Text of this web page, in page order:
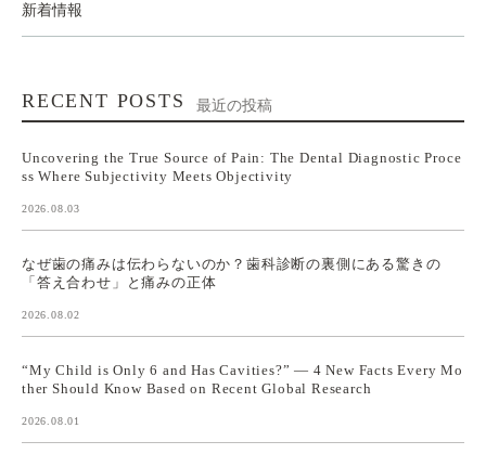
新着情報
RECENT POSTS 最近の投稿
Uncovering the True Source of Pain: The Dental Diagnostic Proce
ss Where Subjectivity Meets Objectivity
2026.08.03
なぜ歯の痛みは伝わらないのか？歯科診断の裏側にある驚きの
「答え合わせ」と痛みの正体
2026.08.02
“My Child is Only 6 and Has Cavities?” — 4 New Facts Every Mo
ther Should Know Based on Recent Global Research
2026.08.01